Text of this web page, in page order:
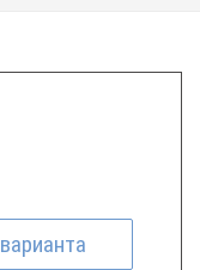
варианта